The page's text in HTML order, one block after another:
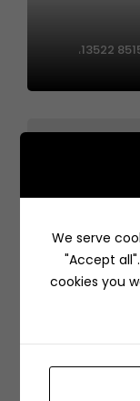
3527 طريق أنس ابن مالك، حي الملقا، الرياض 13522 8515،
We serve
"Accept
cookies you